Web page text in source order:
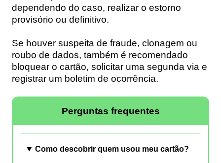
dependendo do caso, realizar o estorno
provisório ou definitivo.
Se houver suspeita de fraude, clonagem ou
roubo de dados, também é recomendado
bloquear o cartão, solicitar uma segunda via e
registrar um boletim de ocorrência.
Perguntas frequentes
Como descobrir quem usou meu cartão?